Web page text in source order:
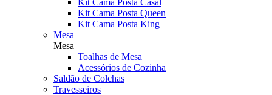
Kit Cama Posta Casal
Kit Cama Posta Queen
Kit Cama Posta King
Mesa
Mesa
Toalhas de Mesa
Acessórios de Cozinha
Saldão de Colchas
Travesseiros